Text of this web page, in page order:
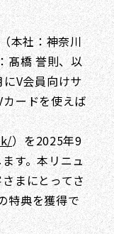
本社：神奈川
髙橋 誉則、以
V会員向けサ
ードを使えば
）を2025年9
す。本リニュ
まにとってさ
特典を獲得で